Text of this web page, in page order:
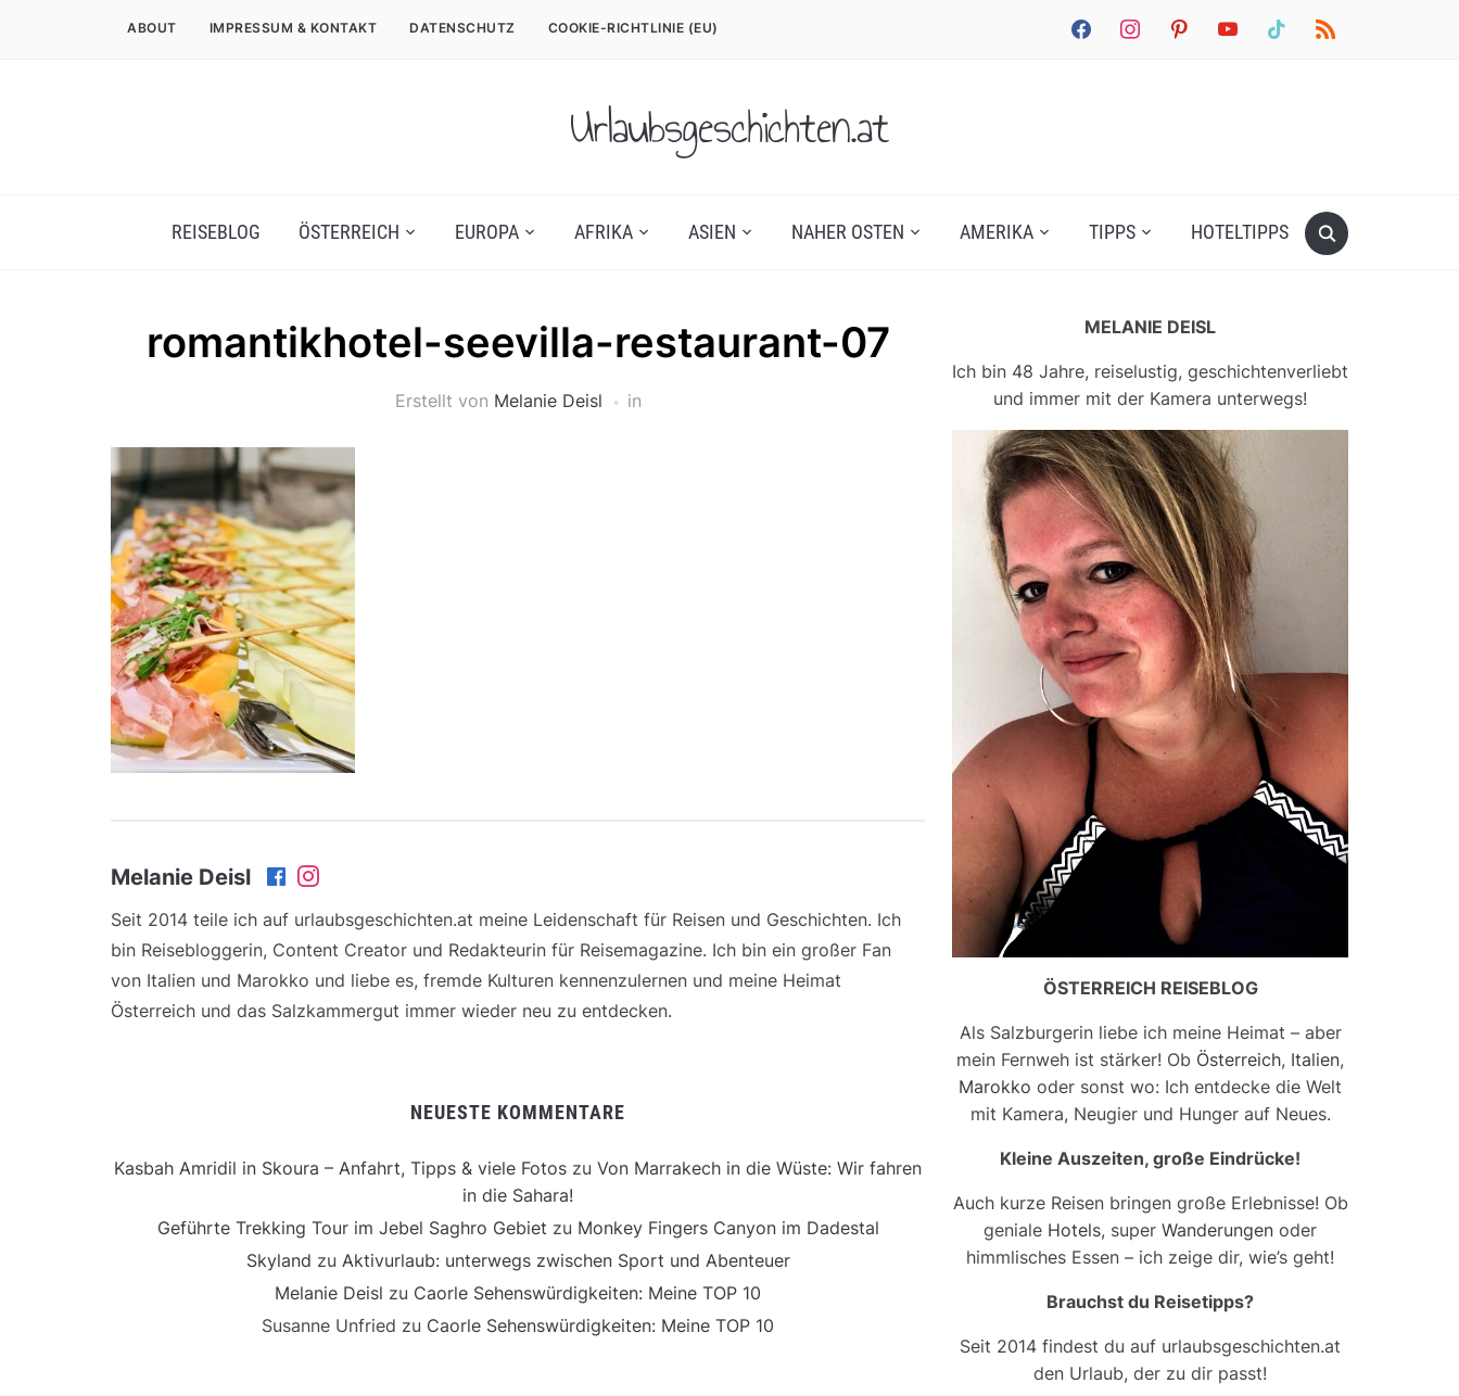
facebookinstagrampinterestyoutube tiktok rss
ABOUT IMPRESSUM & KONTAKT DATENSCHUTZ COOKIE-RICHTLINIE (EU)
Urlaubsgeschichten.at
REISEBLOG ÖSTERREICH EUROPA AFRIKA ASIEN NAHER OSTEN AMERIKA TIPPS HOTELTIPPS
romantikhotel-seevilla-restaurant-07
Erstellt von Melanie Deisl in
Melanie Deisl
Seit 2014 teile ich auf urlaubsgeschichten.at meine Leidenschaft für Reisen und Geschichten. Ich
bin Reisebloggerin, Content Creator und Redakteurin für Reisemagazine. Ich bin ein großer Fan
von Italien und Marokko und liebe es, fremde Kulturen kennenzulernen und meine Heimat
Österreich und das Salzkammergut immer wieder neu zu entdecken.
NEUESTE KOMMENTARE
Kasbah Amridil in Skoura – Anfahrt, Tipps & viele Fotos zu Von Marrakech in die Wüste: Wir fahren
in die Sahara!
Geführte Trekking Tour im Jebel Saghro Gebiet zu Monkey Fingers Canyon im Dadestal
Skyland zu Aktivurlaub: unterwegs zwischen Sport und Abenteuer
Melanie Deisl zu Caorle Sehenswürdigkeiten: Meine TOP 10
Susanne Unfried zu Caorle Sehenswürdigkeiten: Meine TOP 10
MELANIE DEISL
Ich bin 48 Jahre, reiselustig, geschichtenverliebt
und immer mit der Kamera unterwegs!
ÖSTERREICH REISEBLOG
Als Salzburgerin liebe ich meine Heimat – aber
mein Fernweh ist stärker! Ob Österreich, Italien,
Marokko oder sonst wo: Ich entdecke die Welt
mit Kamera, Neugier und Hunger auf Neues.
Kleine Auszeiten, große Eindrücke!
Auch kurze Reisen bringen große Erlebnisse! Ob
geniale Hotels, super Wanderungen oder
himmlisches Essen – ich zeige dir, wie’s geht!
Brauchst du Reisetipps?
Seit 2014 findest du auf urlaubsgeschichten.at
den Urlaub, der zu dir passt!